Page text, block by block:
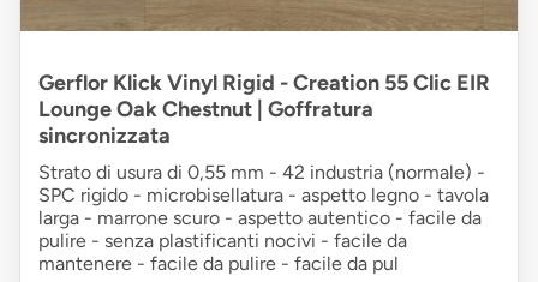
Gerflor Klick Vinyl Rigid - Creation 55 Clic EIR
Lounge Oak Chestnut | Goffratura
sincronizzata
Strato di usura di 0,55 mm - 42 industria (normale) -
SPC rigido - microbisellatura - aspetto legno - tavola
larga - marrone scuro - aspetto autentico - facile da
pulire - senza plastificanti nocivi - facile da
mantenere - facile da pulire - facile da pul